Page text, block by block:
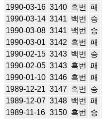
1990-03-16 3140 흑번 패
1990-03-14 3141 백번 승
1990-03-08 3141 백번 승
1990-03-01 3142 흑번 패
1990-02-15 3143 백번 승
1990-02-05 3143 흑번 패
1990-01-10 3146 흑번 패
1989-12-21 3147 흑번 승
1989-12-07 3148 백번 패
1989-11-16 3150 흑번 승